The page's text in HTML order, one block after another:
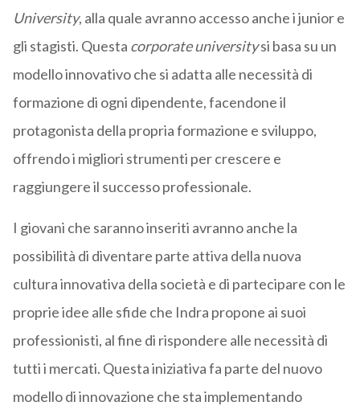
University, alla quale avranno accesso anche i junior e
gli stagisti. Questa corporate universitysi basa su un
modello innovativo che si adatta alle necessità di
formazione di ogni dipendente, facendone il
protagonista della propria formazione e sviluppo,
offrendo i migliori strumenti per crescere e
raggiungere il successo professionale.
I giovani che saranno inseriti avranno anche la
possibilità di diventare parte attiva della nuova
cultura innovativa della società e di partecipare con le
proprie idee alle sfide che Indra propone ai suoi
professionisti, al fine di rispondere alle necessità di
tutti i mercati. Questa iniziativa fa parte del nuovo
modello di innovazione che sta implementando